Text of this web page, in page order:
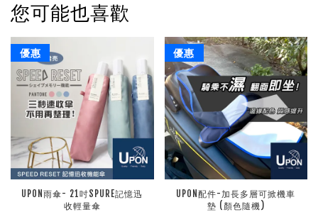
您可能也喜歡
優惠
UPON雨傘- 21吋SPURE記憶迅
收輕量傘
優惠
UPON配件-加長多層可掀機車
墊 (顏色隨機)